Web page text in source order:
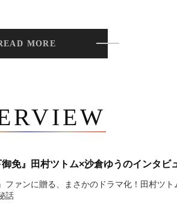
MORE
免』田村ツトム×沙倉ゆうのインタビ
ファンに贈る、まさかのドラマ化！田村ツト
話